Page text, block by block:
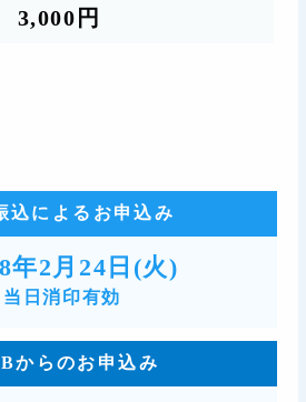
3,000円
込によるお申込み
年2月24日(火)
当日消印有効
からのお申込み